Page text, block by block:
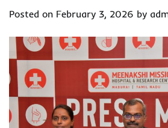
Posted on February 3, 2026 by